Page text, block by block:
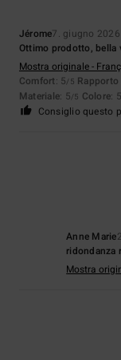
Jérome7. giugno 2026
Ottimo prodotto, bella
Mostra originale -
Comfort: 5/5
Materiale: 5/5 Colore: 5
Consiglio questo
Anne Marie
ridondanza
Mostra